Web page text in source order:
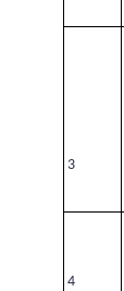
3
4